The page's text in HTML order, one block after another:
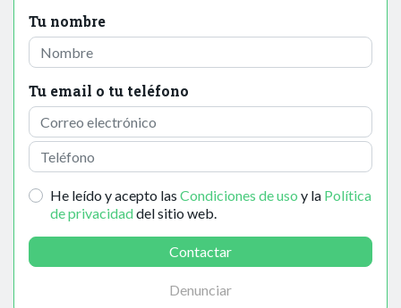
Tu nombre
Tu email o tu teléfono
He leído y acepto las Condiciones de uso y la Política
de privacidaddel sitio web.
Contactar
Denunciar